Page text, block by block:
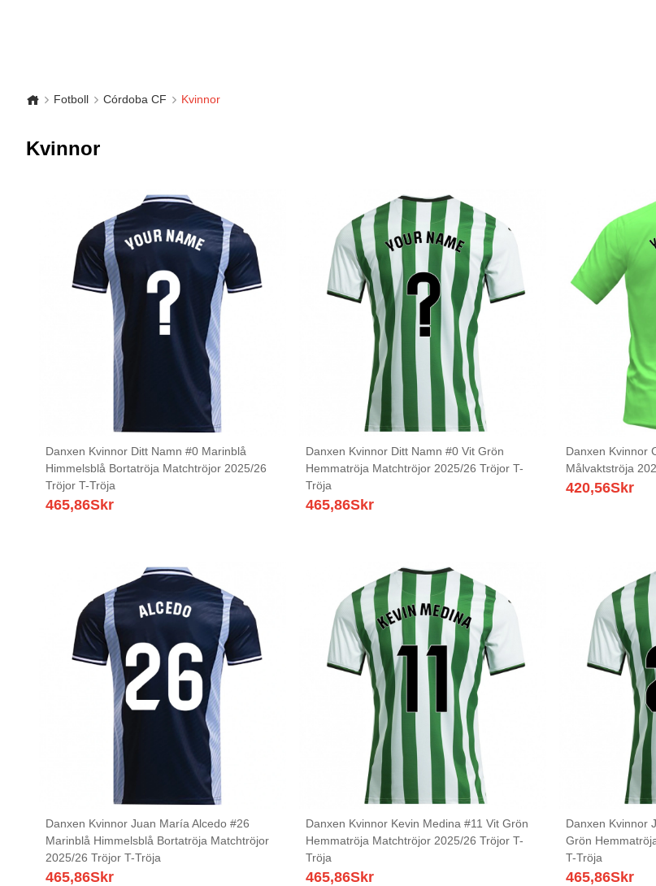
Fotboll Córdoba CF Kvinnor
Kvinnor
Danxen Kvinnor Ditt Namn #0 Marinblå
Himmelsblå Bortatröja Matchtröjor 2025/26
Tröjor T-Tröja
465,86Skr
Danxen Kvinnor Ditt Namn #0 Vit Grön
Hemmatröja Matchtröjor 2025/26 Tröjor T-
Tröja
465,86Skr
Danxen Kvinnor
Målvaktströja
420,56Skr
Danxen Kvinnor Juan María Alcedo #26
Marinblå Himmelsblå Bortatröja Matchtröjor
2025/26 Tröjor T-Tröja
465,86Skr
Danxen Kvinnor Kevin Medina #11 Vit Grön
Hemmatröja Matchtröjor 2025/26 Tröjor T-
Tröja
465,86Skr
Danxen Kvinnor
Grön
T-Tröja
465,86Skr